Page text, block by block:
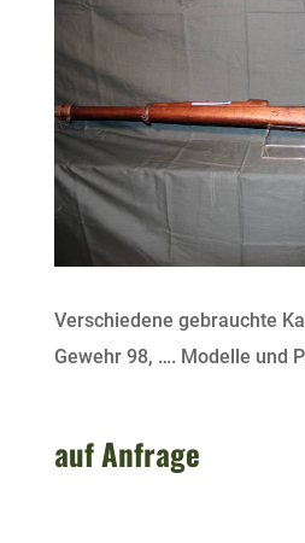
Verschiedene gebrauchte
Gewehr 98, …. Modelle und
auf Anfrage